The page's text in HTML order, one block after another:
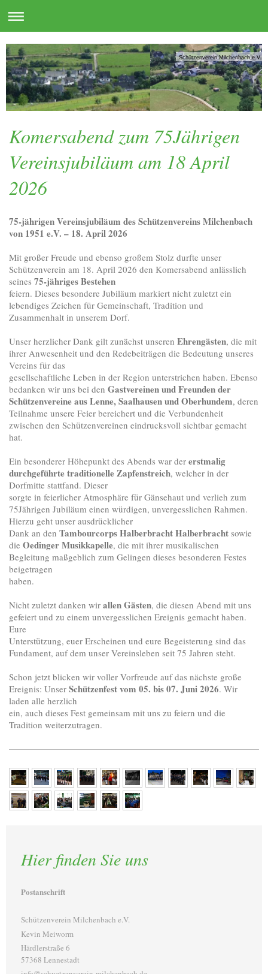
Schützenverein Milchenbach e.V.
Komersabend zum 75Jährigen
Vereinsjubiläum am 18 April
2026
75‑jährigen Vereinsjubiläum des Schützenvereins Milchenbach
von 1951 e.V. – 18. April 2026
Mit großer Freude und ebenso großem Stolz durfte unser
Schützenverein am 18. April 2026 den Komersabend anlässlich
seines 75‑jähriges Bestehen
feiern. Dieses besondere Jubiläum markiert nicht zuletzt ein
lebendiges Zeichen für Gemeinschaft, Tradition und
Zusammenhalt in unserem Dorf.
Unser herzlicher Dank gilt zunächst unseren Ehrengästen, die mit
ihrer Anwesenheit und den Redebeiträgen die Bedeutung unseres
Vereins für das
gesellschaftliche Leben in der Region unterstrichen haben. Ebenso
bedanken wir uns bei den Gastvereinen und Freunden der
Schützenvereine aus Lenne, Saalhausen und Oberhundem, deren
Teilnahme unsere Feier bereichert und die Verbundenheit
zwischen den Schützenvereinen eindrucksvoll sichtbar gemacht
hat.
Ein besonderer Höhepunkt des Abends war der erstmalig
durchgeführte traditionelle Zapfenstreich, welcher in der
Dorfmitte stattfand. Dieser
sorgte in feierlicher Atmosphäre für Gänsehaut und verlieh zum
75Jährigen Jubiläum einen würdigen, unvergesslichen Rahmen.
Hierzu geht unser ausdrücklicher
Dank an den Tambourcorps Halberbracht Halberbracht sowie
die Oedinger Musikkapelle, die mit ihrer musikalischen
Begleitung maßgeblich zum Gelingen dieses besonderen Festes
beigetragen
haben.
Nicht zuletzt danken wir allen Gästen, die diesen Abend mit uns
gefeiert und zu einem unvergesslichen Ereignis gemacht haben.
Eure
Unterstützung, euer Erscheinen und eure Begeisterung sind das
Fundament, auf dem unser Vereinsleben seit 75 Jahren steht.
Schon jetzt blicken wir voller Vorfreude auf das nächste große
Ereignis: Unser Schützenfest vom 05. bis 07. Juni 2026. Wir
laden alle herzlich
ein, auch dieses Fest gemeinsam mit uns zu feiern und die
Tradition weiterzutragen.
Hier finden Sie uns
Postanschrift
Schützenverein Milchenbach e.V.
Kevin Meiworm
Härdlerstraße 6
57368 Lennestadt